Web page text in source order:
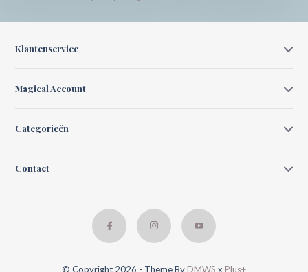
Klantenservice
Magical Account
Categorieën
Contact
© Copyright 2026 - Theme By DMWS x Plus+